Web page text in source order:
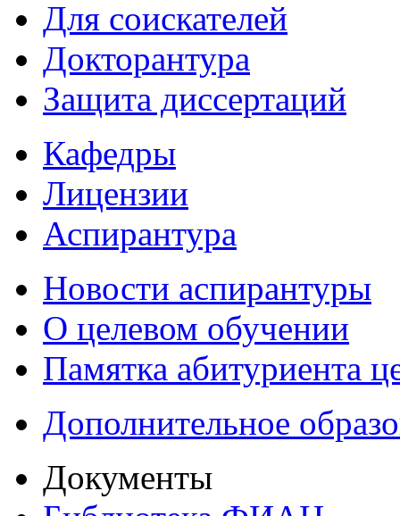
Для соискателей
Докторантура
Защита диссертаций
Кафедры
Лицензии
Аспирантура
Новости аспирантуры
О целевом обучении
Памятка абитуриента
Дополнительное
Документы